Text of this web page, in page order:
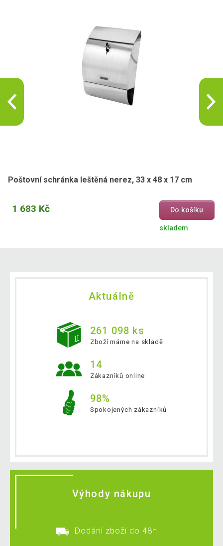
Poštovní schránka leštěná nerez, 33 x 48 x 17 cm
1 683 Kč Do košíku
skladem
Aktuálně
261 098 ks
Zboží máme na skladě
14
Zákazníků online
98%
Spokojených zákazníků
Výhody nákupu
Dodání zboží do 48h